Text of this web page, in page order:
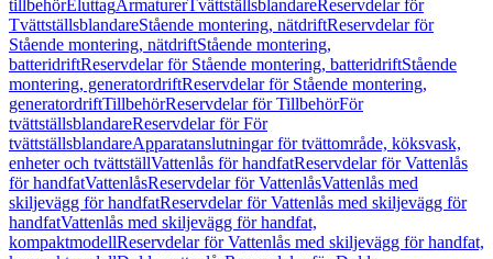
tillbehörEluttagArmaturerTvättställsblandareReservdelar för
TvättställsblandareStående montering, nätdriftReservdelar för
Stående montering, nätdriftStående montering,
batteridriftReservdelar för Stående montering, batteridriftStående
montering, generatordriftReservdelar för Stående montering,
generatordriftTillbehörReservdelar för TillbehörFör
tvättställsblandareReservdelar för För
tvättställsblandareApparatanslutningar för tvättområde, köksvask,
enheter och tvättställVattenlås för handfatReservdelar för Vattenlås
för handfatVattenlåsReservdelar för VattenlåsVattenlås med
skiljevägg för handfatReservdelar för Vattenlås med skiljevägg för
handfatVattenlås med skiljevägg för handfat,
kompaktmodellReservdelar för Vattenlås med skiljevägg för handfat,